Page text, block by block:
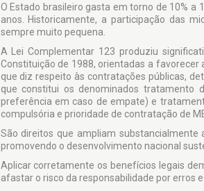
O Estado brasileiro gasta em torno de 10% a
anos. Historicamente, a participação das
sempre muito pequena.
A Lei Complementar 123 produziu
Constituição de 1988, orientadas a favorecer
que diz respeito às contratações públicas,
que constitui os denominados tratamento
preferência em caso de empate) e
compulsória e prioridade de contratação de
São direitos que ampliam substancialmente
promovendo o desenvolvimento nacional
Aplicar corretamente os benefícios legais
afastar o risco da responsabilidade por erros